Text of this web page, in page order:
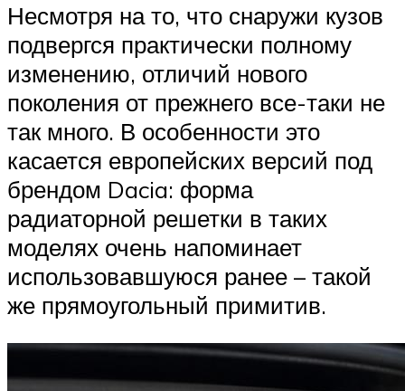
Несмотря на то, что снаружи кузов
подвергся практически полному
изменению, отличий нового
поколения от прежнего все-таки не
так много. В особенности это
касается европейских версий под
брендом Dacia: форма
радиаторной решетки в таких
моделях очень напоминает
использовавшуюся ранее – такой
же прямоугольный примитив.